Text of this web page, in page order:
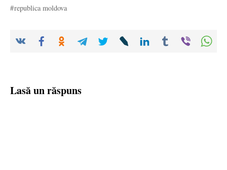
republica moldova
Lasă un răspuns